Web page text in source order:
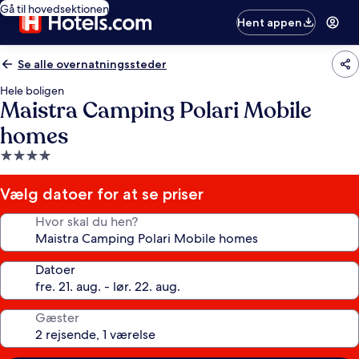
Gå til hovedsektionen
Hent appen
Se alle overnatningssteder
Hele boligen
Maistra Camping Polari Mobile
homes
4.0-
stjernet
overnatningssted
Vælg datoer for at se priser
Hvor skal du hen?
Datoer
Gæster